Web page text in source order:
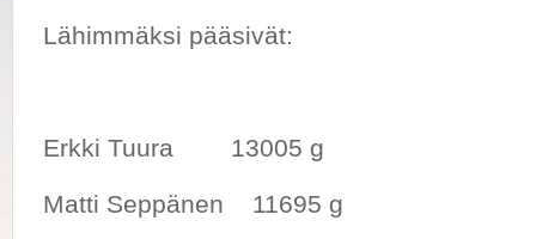
Lähimmäksi pääsivät:
Erkki Tuura 13005 g
Matti Seppänen 11695 g